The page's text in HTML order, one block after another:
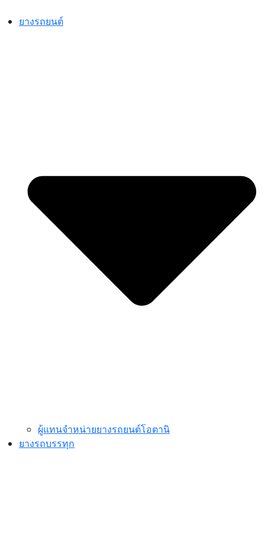
to
ยางรถยนต์
ผู้แทนจำหน่ายยางรถยนต์โอตานิ
ยางรถบรรทุก